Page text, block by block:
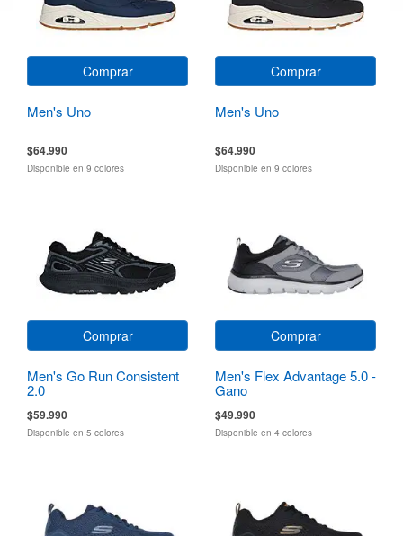
Comprar
Men's Uno
$64.990
Disponible en 9 colores
Comprar
Men's Uno
$64.990
Disponible en 9 colores
Comprar
Men's Go Run Consistent
2.0
$59.990
Disponible en 5 colores
Comprar
Men's Flex Advantage 5.0 -
Gano
$49.990
Disponible en 4 colores